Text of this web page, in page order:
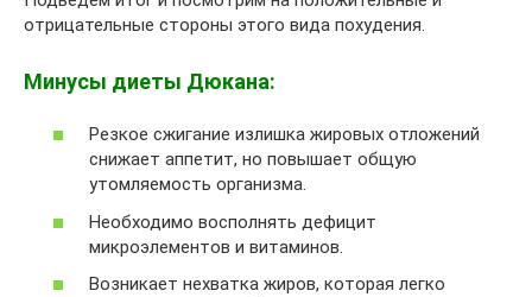
отрицательные стороны этого вида похудения.
Минусы диеты Дюкана:
Резкое сжигание излишка жировых отложений
снижает аппетит, но повышает общую
утомляемость организма.
Необходимо восполнять дефицит
микроэлементов и витаминов.
Возникает нехватка жиров, которая легко